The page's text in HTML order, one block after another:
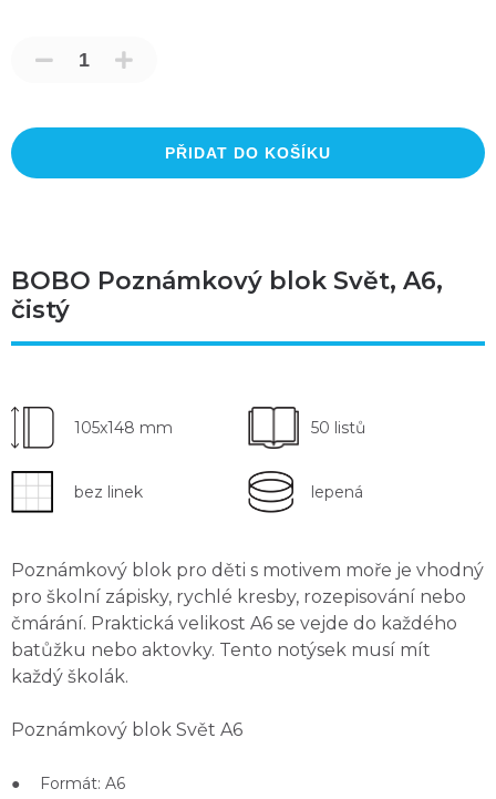
PŘIDAT DO KOŠÍKU
BOBO Poznámkový blok Svět, A6,
čistý
105x148 mm 50 listů
bez linek lepená
Poznámkový blok pro děti s motivem moře je vhodný
pro školní zápisky, rychlé kresby, rozepisování nebo
čmárání. Praktická velikost A6 se vejde do každého
batůžku nebo aktovky. Tento notýsek musí mít
každý školák.
Poznámkový blok Svět A6
● Formát: A6